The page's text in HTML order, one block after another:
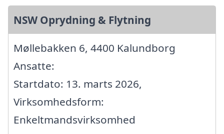
NSW Oprydning & Flytning
Møllebakken 6, 4400 Kalundborg
Ansatte:
Startdato: 13. marts 2026,
Virksomhedsform:
Enkeltmandsvirksomhed